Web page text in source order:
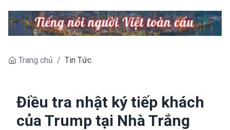
Trang chủ / Tin Tức
Điều tra nhật ký tiếp khách
của Trump tại Nhà Trắng